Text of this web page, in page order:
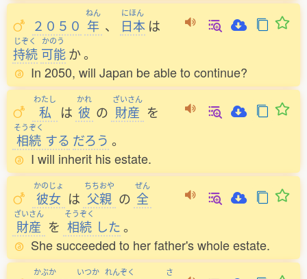
２０５０
ねん
年 、
にほん
日本 は
じぞく
持続
かのう
可能 か。
In 2050, will Japan be able to continue?
わたし
私 は
かれ
彼 の
ざいさん
財産 を
そうぞく
相続 する だろう 。
I will inherit his estate.
かのじょ
彼女 は
ちちおや
父親 の
ぜん
全
ざいさん
財産 を
そうぞく
相続 した。
She succeeded to her father's whole estate.
かぶか いつか れんぞく さ